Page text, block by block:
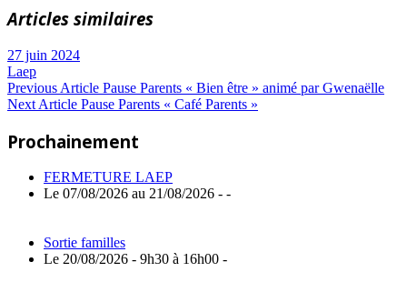
Articles similaires
27 juin 2024
Laep
Navigation
l’article
Previous ArticlePrevious
Post:
Pause Parents « Bien être » animé par Gwenaëlle
Next ArticleNext
Pause Parents « Café Parents »
Prochainement
FERMETURE LAEP
Le 07/08/2026 au 21/08/2026 - -
Sortie familles
Le 20/08/2026 - 9h30 à 16h00 -